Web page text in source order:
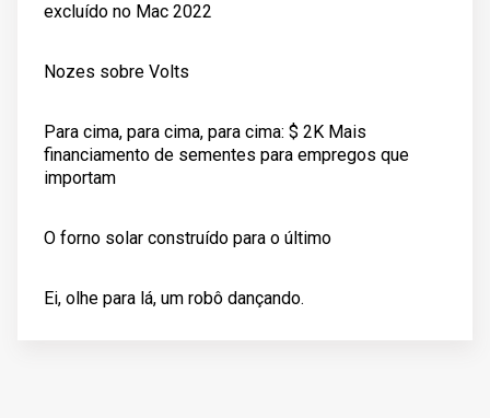
excluído no Mac 2022
Nozes sobre Volts
Para cima, para cima, para cima: $ 2K Mais
financiamento de sementes para empregos que
importam
O forno solar construído para o último
Ei, olhe para lá, um robô dançando.